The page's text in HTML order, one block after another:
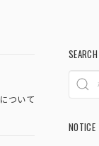
ついて
SEARCH
NOTICE